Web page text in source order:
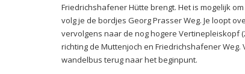
Friedrichshafener Hütte brengt. Het is mogelijk
volg je de bordjes Georg Prasser Weg. Je loopt
vervolgens naar de nog hogere Vertinepleiskopf
richting de Muttenjoch en Friedrichshafener
wandelbus terug naar het beginpunt.